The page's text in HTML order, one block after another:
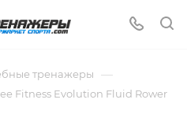
тренажеры —
Fitness Evolution Fluid Rower